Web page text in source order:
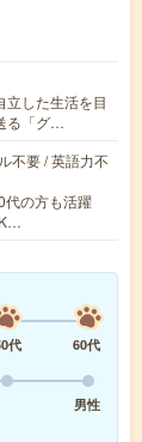
立した生活を目
る「グ…
不要 / 英語力不
代の方も活躍
代
60代
男性